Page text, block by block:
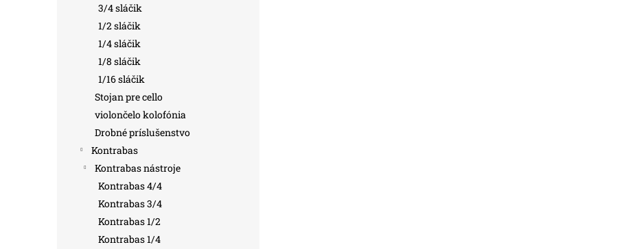
3/4 sláčik
1/2 sláčik
1/4 sláčik
1/8 sláčik
1/16 sláčik
Stojan pre cello
violončelo kolofónia
Drobné príslušenstvo
Kontrabas
Kontrabas nástroje
Kontrabas 4/4
Kontrabas 3/4
Kontrabas 1/2
Kontrabas 1/4